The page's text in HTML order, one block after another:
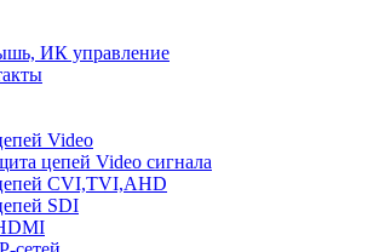
ИК управление
Video
цепей Video сигнала
CVI,TVI,AHD
SDI